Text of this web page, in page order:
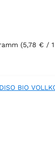
(5,78 € / 1
Preis: